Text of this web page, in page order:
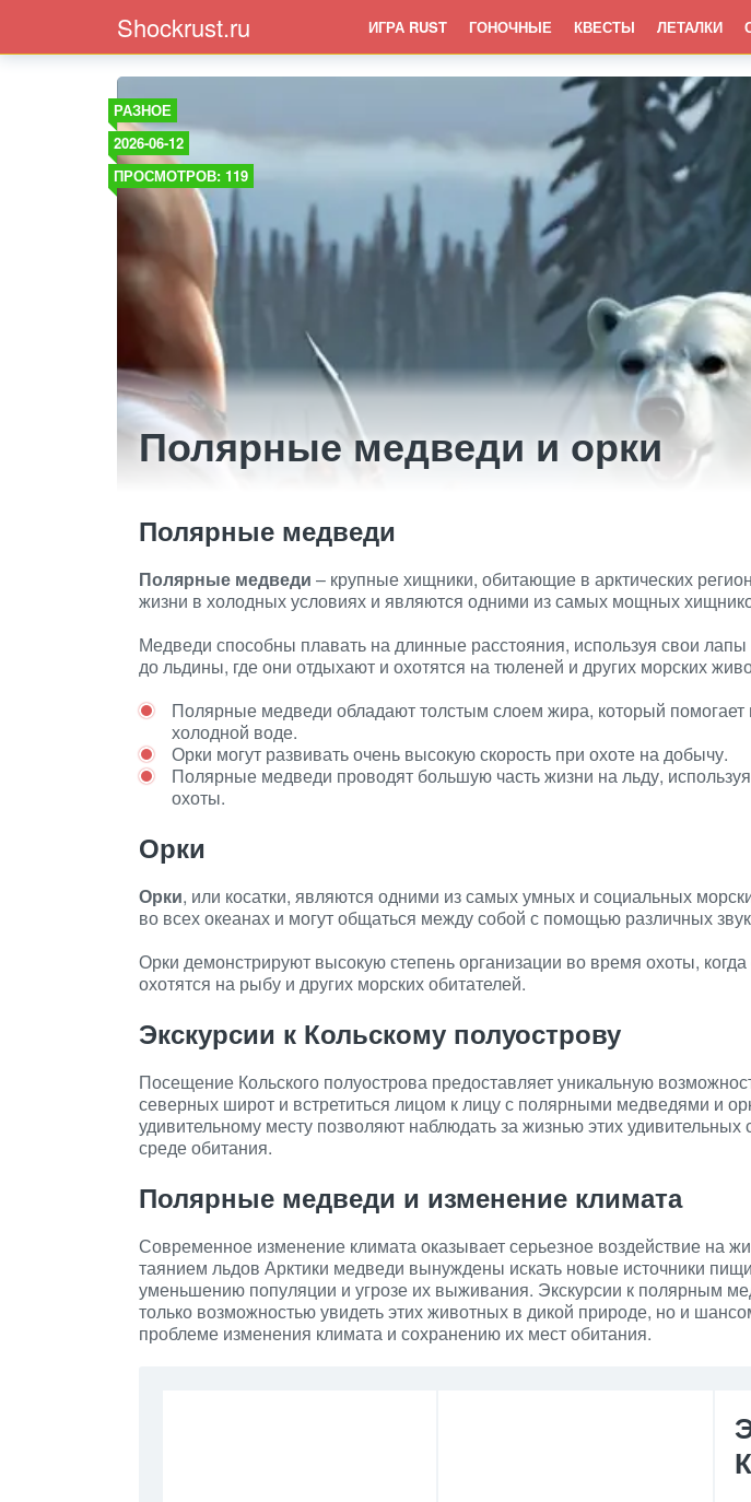
Shockrust.ru ИГРА RUST ГОНОЧНЫЕ КВЕСТЫ ЛЕТАЛКИ
РАЗНОЕ
2026-06-12
ПРОСМОТРОВ: 119
Полярные медведи и орки
Полярные медведи
Полярные медведи – крупные хищники, обитающие в арктических
жизни в холодных условиях и являются одними из самых мощных
Медведи способны плавать на длинные расстояния, используя свои лапы
до льдины, где они отдыхают и охотятся на тюленей и других морских
Полярные медведи обладают толстым слоем жира, который помогает
холодной воде.
Орки могут развивать очень высокую скорость при охоте на добычу.
Полярные медведи проводят большую часть жизни на льду,
охоты.
Орки
Орки, или косатки, являются одними из самых умных и социальных
во всех океанах и могут общаться между собой с помощью различных
Орки демонстрируют высокую степень организации во время охоты,
охотятся на рыбу и других морских обитателей.
Экскурсии к Кольскому полуострову
Посещение Кольского полуострова предоставляет уникальную
северных широт и встретиться лицом к лицу с полярными медведями и
удивительному месту позволяют наблюдать за жизнью этих удивительных
среде обитания.
Полярные медведи и изменение климата
Современное изменение климата оказывает серьезное воздействие на
таянием льдов Арктики медведи вынуждены искать новые источники
уменьшению популяции и угрозе их выживания. Экскурсии к полярным
только возможностью увидеть этих животных в дикой природе, но и
проблеме изменения климата и сохранению их мест обитания.